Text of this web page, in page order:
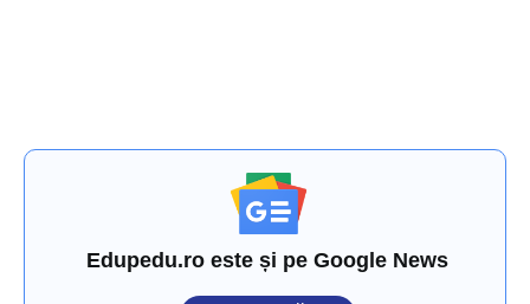
Edupedu.ro este și pe Google News